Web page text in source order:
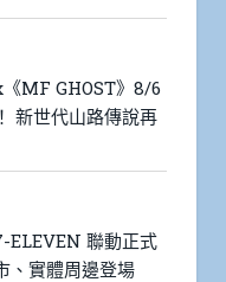
《MF GHOST》8/6
新世代山路傳說再
ELEVEN 聯動正式
、實體周邊登場